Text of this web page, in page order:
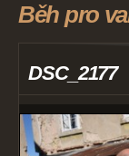
Běh pro
DSC_2177